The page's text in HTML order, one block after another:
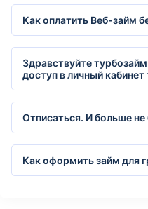
Как оплатить Веб-займ
Здравствуйте
доступ в личный
Отписаться. И больше не
Как оформить займ для